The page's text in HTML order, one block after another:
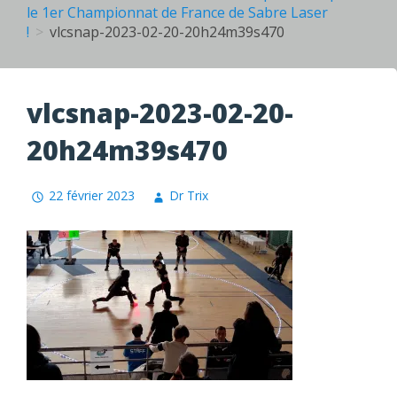
le 1er Championnat de France de Sabre Laser
!
vlcsnap-2023-02-20-20h24m39s470
vlcsnap-2023-02-20-
20h24m39s470
22 février 2023 Dr Trix